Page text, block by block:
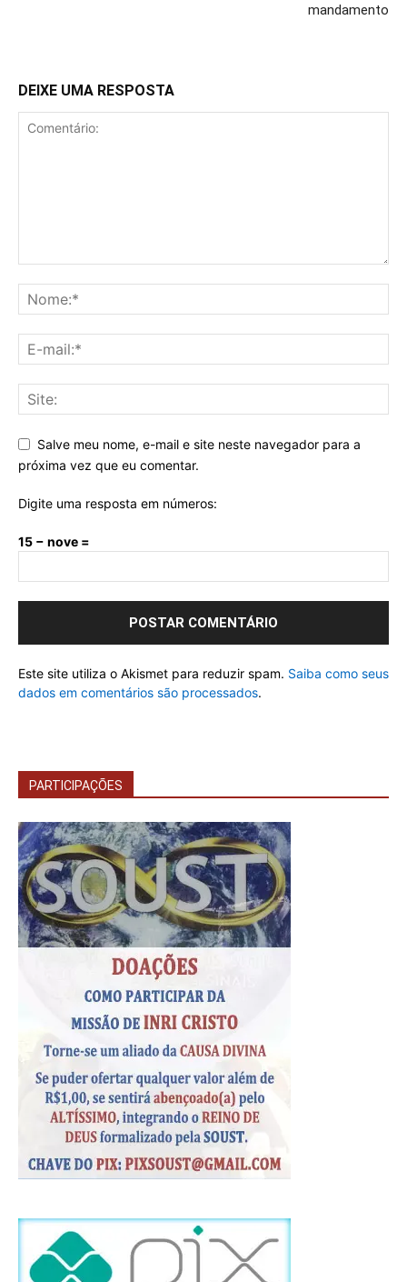
mandamento
DEIXE UMA RESPOSTA
Salve meu nome, e-mail e site neste navegador para a
próxima vez que eu comentar.
Digite uma resposta em números:
15 − nove =
Este site utiliza o Akismet para reduzir spam. Saiba como seus
dados em comentários são processados.
PARTICIPAÇÕES